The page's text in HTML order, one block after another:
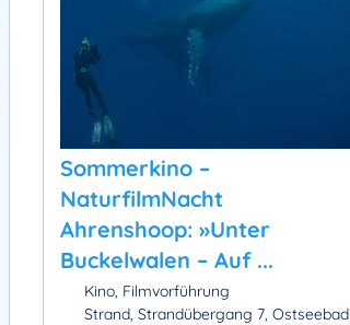
Sommerkino –
NaturfilmNacht
Ahrenshoop: »Unter
Buckelwalen – Auf ...
Kino, Filmvorführung
Strand, Strandübergang 7, Ostseebad